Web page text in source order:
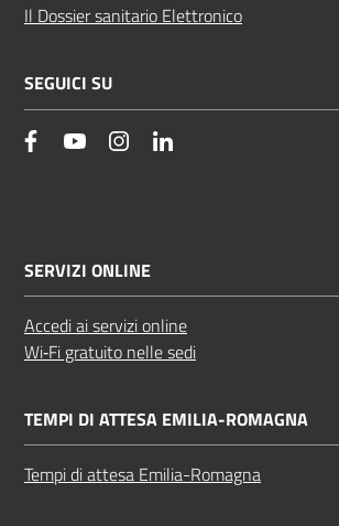
Il Dossier sanitario Elettronico
SEGUICI SU
facebookYouTube Instagram
SERVIZI ONLINE
Accedi ai servizi online
Wi‑Fi gratuito nelle sedi
TEMPI DI ATTESA EMILIA-ROMAGNA
Tempi di attesa Emilia-Romagna